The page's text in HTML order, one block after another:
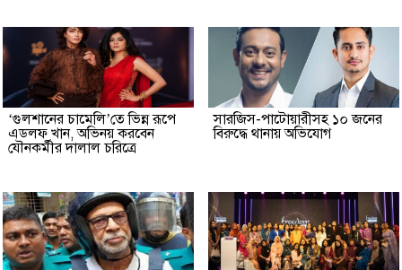
‘গুলশানের চামেলি’তে ভিন্ন রূপে
এডলফ খান, অভিনয় করবেন
যৌনকর্মীর দালাল চরিত্রে
সারজিস-পাটোয়ারীসহ ১০ জনের
বিরুদ্ধে থানায় অভিযোগ